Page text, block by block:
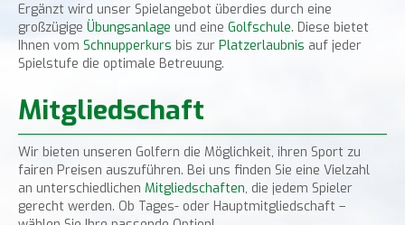
Ergänzt wird unser Spielangebot überdies durch eine
großzügige Übungsanlage und eine Golfschule. Diese bietet
Ihnen vom Schnupperkurs bis zur Platzerlaubnis auf jeder
Spielstufe die optimale Betreuung.
Mitgliedschaft
Wir bieten unseren Golfern die Möglichkeit, ihren Sport zu
fairen Preisen auszuführen. Bei uns finden Sie eine Vielzahl
an unterschiedlichen Mitgliedschaften, die jedem Spieler
gerecht werden. Ob Tages- oder Hauptmitgliedschaft –